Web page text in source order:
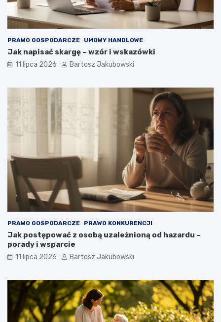
PRAWO GOSPODARCZE UMOWY HANDLOWE
Jak napisać skargę – wzór i wskazówki
11 lipca 2026 Bartosz Jakubowski
PRAWO GOSPODARCZE PRAWO KONKURENCJI
Jak postępować z osobą uzależnioną od hazardu –
porady i wsparcie
11 lipca 2026 Bartosz Jakubowski